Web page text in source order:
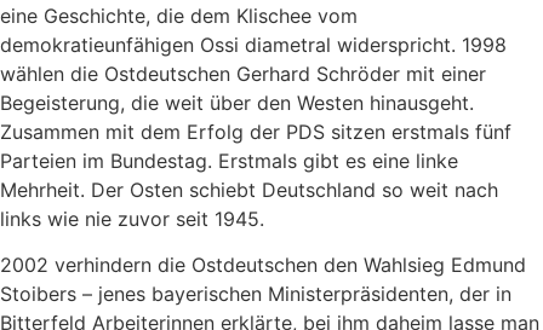
eine Geschichte, die dem Klischee vom
demokratieunfähigen Ossi diametral widerspricht. 1998
wählen die Ostdeutschen Gerhard Schröder mit einer
Begeisterung, die weit über den Westen hinausgeht.
Zusammen mit dem Erfolg der PDS sitzen erstmals fünf
Parteien im Bundestag. Erstmals gibt es eine linke
Mehrheit. Der Osten schiebt Deutschland so weit nach
links wie nie zuvor seit 1945.
2002 verhindern die Ostdeutschen den Wahlsieg Edmund
Stoibers – jenes bayerischen Ministerpräsidenten, der in
Bitterfeld Arbeiterinnen erklärte, bei ihm daheim lasse man